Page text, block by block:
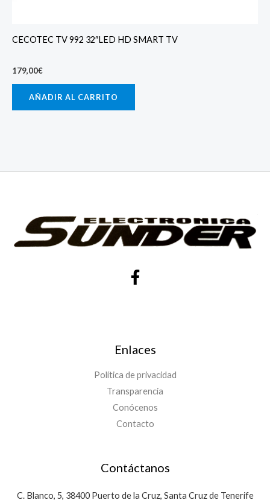
CECOTEC TV 992 32″LED HD SMART TV
179,00€
AÑADIR AL CARRITO
Enlaces
Política de privacidad
Transparencia
Conócenos
Contacto
Contáctanos
C. Blanco, 5, 38400 Puerto de la Cruz, Santa Cruz de Tenerife